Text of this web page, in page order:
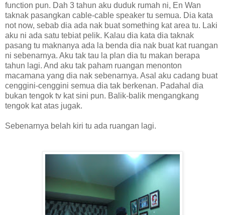
function pun. Dah 3 tahun aku duduk rumah ni, En Wan
taknak pasangkan cable-cable speaker tu semua. Dia kata
not now, sebab dia ada nak buat something kat area tu. Laki
aku ni ada satu tebiat pelik. Kalau dia kata dia taknak
pasang tu maknanya ada la benda dia nak buat kat ruangan
ni sebenarnya. Aku tak tau la plan dia tu makan berapa
tahun lagi. And aku tak paham ruangan menonton
macamana yang dia nak sebenarnya. Asal aku cadang buat
cenggini-cenggini semua dia tak berkenan. Padahal dia
bukan tengok tv kat sini pun. Balik-balik mengangkang
tengok kat atas jugak.
Sebenarnya belah kiri tu ada ruangan lagi.